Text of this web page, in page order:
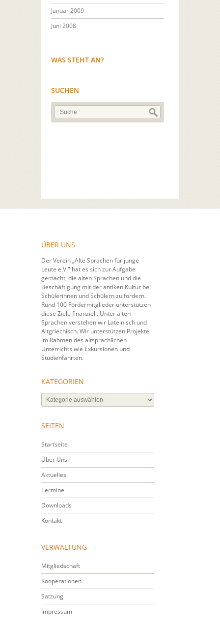
Januar 2009
Juni 2008
WAS STEHT AN?
SUCHEN
ÜBER UNS
Der Verein „Alte Sprachen für junge
Leute e.V." hat es sich zur Aufgabe
gemacht, die alten Sprachen und die
Beschäftigung mit der antiken Kultur bei
Schülerinnen und Schülern zu fördern.
Rund 100 Fördermitglieder unterstützen
diese Ziele finanziell. Unter alten
Sprachen verstehen wir Lateinisch und
Altgriechisch. Wir unterstützen Projekte
im Rahmen des altsprachlichen
Unterrichts wie Exkursionen und
Studienfahrten.
KATEGORIEN
Kategorien
SEITEN
Startseite
Über Uns
Aktuelles
Termine
Downloads
Kontakt
VERWALTUNG
Mitgliedschaft
Kooperationen
Satzung
Impressum